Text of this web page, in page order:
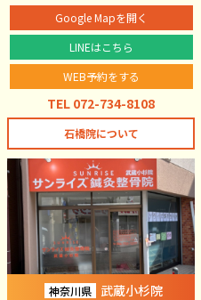
Google Mapを開く
LINEはこちら
WEB予約をする
TEL 072-734-8108
石橋院について
神奈川県 武蔵小杉院